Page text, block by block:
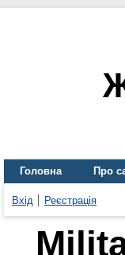
Головна Про
Вхід Реєстрація